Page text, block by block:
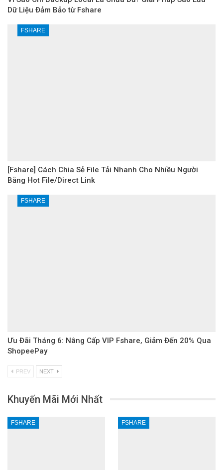
Dữ Liệu Đảm Bảo từ Fshare
FSHARE
[Fshare] Cách Chia Sẻ File Tải Nhanh Cho Nhiều Người
Bằng Hot File/Direct Link
FSHARE
Ưu Đãi Tháng 6: Nâng Cấp VIP Fshare, Giảm Đến 20% Qua
ShopeePay
PREV NEXT
Khuyến Mãi Mới Nhất
FSHARE FSHARE